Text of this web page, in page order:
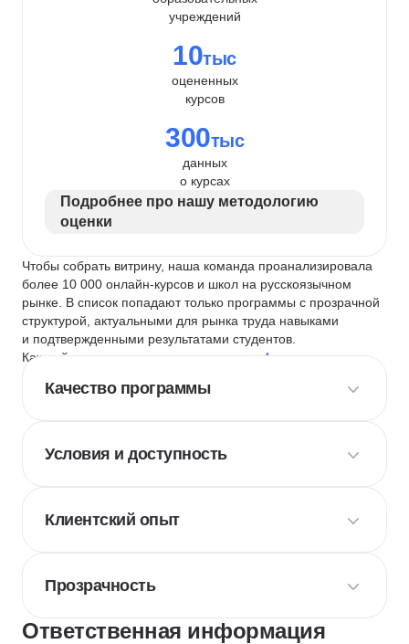
учреждений
10тыс
оцененных
курсов
300тыс
данных
о курсах
Подробнее про нашу методологию
оценки
Чтобы собрать витрину, наша команда проанализировала
более 10 000 онлайн-курсов и школ на русскоязычном
рынке. В список попадают только программы с прозрачной
структурой, актуальными для рынка труда навыками
и подтвержденными результатами студентов.
Каждый курс и школу мы оцениваем по
4 критериям
Качество программы
Условия и доступность
Клиентский опыт
Прозрачность
Ответственная информация